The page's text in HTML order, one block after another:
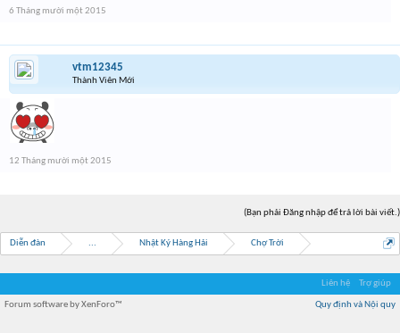
6 Tháng mười một 2015
vtm12345
Thành Viên Mới
12 Tháng mười một 2015
(Bạn phải Đăng nhập để trả lời bài viết.)
Diễn đàn ... Nhật Ký Hàng Hải Chợ Trời
Liên hệ Trợ giúp
Quy định và Nội quy
Forum software by XenForo™